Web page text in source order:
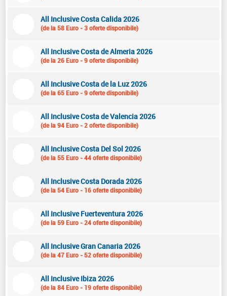
All Inclusive Costa Calida 2026
(de la 58 Euro - 3 oferte disponibile)
All Inclusive Costa de Almeria 2026
(de la 26 Euro - 9 oferte disponibile)
All Inclusive Costa de la Luz 2026
(de la 65 Euro - 9 oferte disponibile)
All Inclusive Costa de Valencia 2026
(de la 94 Euro - 2 oferte disponibile)
All Inclusive Costa Del Sol 2026
(de la 55 Euro - 44 oferte disponibile)
All Inclusive Costa Dorada 2026
(de la 54 Euro - 16 oferte disponibile)
All Inclusive Fuerteventura 2026
(de la 59 Euro - 24 oferte disponibile)
All Inclusive Gran Canaria 2026
(de la 47 Euro - 52 oferte disponibile)
All Inclusive Ibiza 2026
(de la 84 Euro - 19 oferte disponibile)